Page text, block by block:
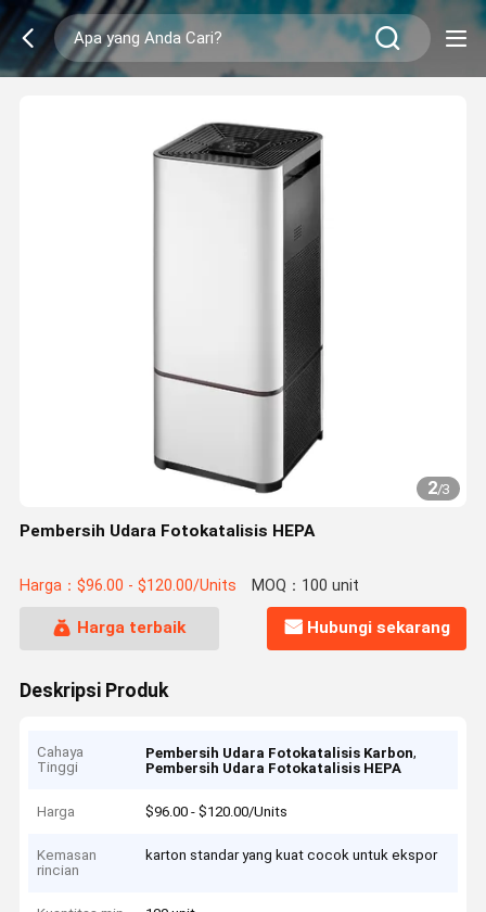
2/3
Pembersih Udara Fotokatalisis HEPA
Harga：$96.00 - $120.00/Units MOQ：100 unit
Harga terbaik Hubungi sekarang
Deskripsi Produk
Cahaya
Tinggi
Pembersih Udara Fotokatalisis Karbon,
Pembersih Udara Fotokatalisis HEPA
Harga $96.00 - $120.00/Units
Kemasan
rincian
karton standar yang kuat cocok untuk ekspor